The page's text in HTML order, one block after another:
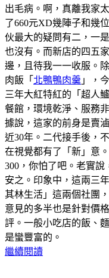
出毛病。啊，真離我家
了660元XD幾陣子和幾
伙最大的疑問有二，一
也沒有。而新店的四五
邊，且待我一一收服。
肉飯「 北鴨鴨肉羹 」，
三年大紅特紅的「超人
餐館，環境乾淨、服務
據說，這家的前身是賣
近30年。二代接手後，
在視覺都有了「新」意
300，你怕了吧。老實說
安之。印象中，這兩三
其林生活」這兩個社團
意見的多半也是針對價
評。一般小吃店的飯、
是蠻豐富的。
繼續閱讀